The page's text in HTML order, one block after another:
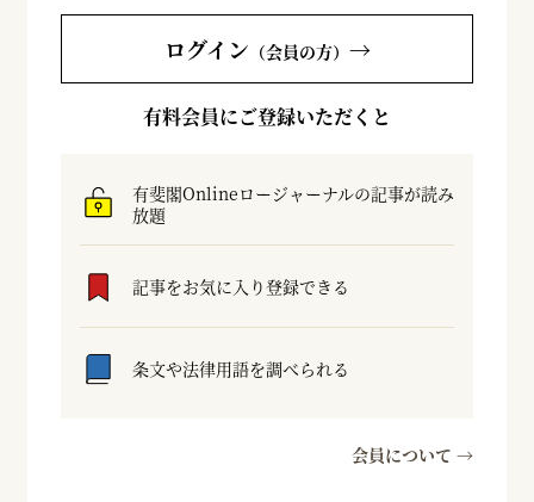
ログイン （会員の方） →
有料会員にご登録いただくと
有斐閣Onlineロージャーナルの記事が読み
放題
記事をお気に入り登録できる
条文や法律用語を調べられる
会員について →